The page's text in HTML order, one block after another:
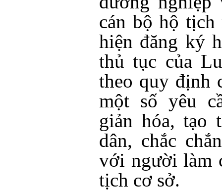
cán bộ hộ tịch
hiện đăng ký
thủ tục của
theo quy định
một số yêu
giản hóa, tạo
dân, chắc
với người làm
tịch cơ sở.